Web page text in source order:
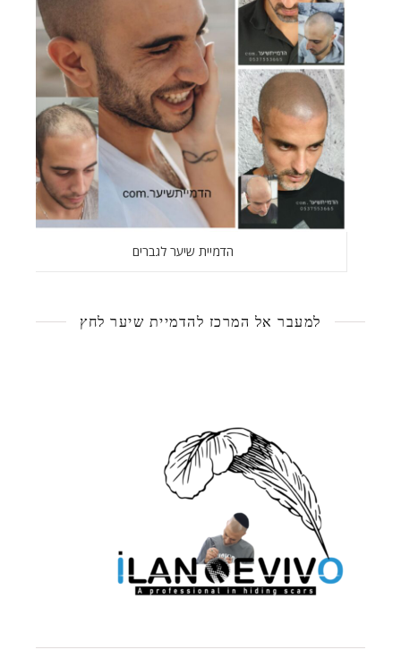
הדמיית שיער לגברים
למעבר אל המרכז להדמיית שיער לחץ